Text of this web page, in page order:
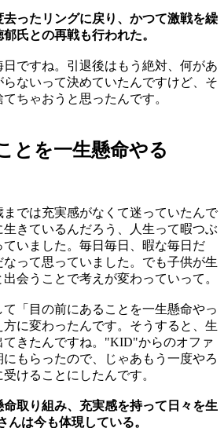
ったリングに戻り、かつて激戦を繰
氏との再戦も行われた。
ですね。引退後はもう絶対、何があ
ないって決めていたんですけど、そ
ちゃおうと思ったんです。
とを一生懸命やる
では充実感がなくて迷っていたんで
生きているんだろう、人生って暇つぶ
ていました。毎日毎日、暇な毎日だ
って思っていました。でも子供が生
会うことで考えが変わっていって。
「目の前にあることを一生懸命やっ
に変わったんです。そうすると、生
てきたんですね。"KID"からのオファ
もらったので、じゃあもう一度やろ
けることにしたんです。
命取り組み、充実感を持って日々を生
は今も体現している。